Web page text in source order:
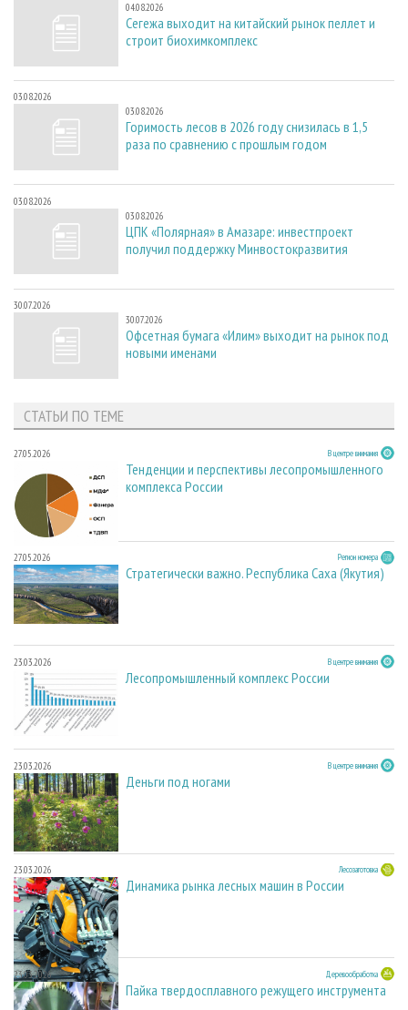
04.08.2026
Сегежа выходит на китайский рынок пеллет и
строит биохимкомплекс
03.08.2026
03.08.2026
Горимость лесов в 2026 году снизилась в 1,5
раза по сравнению с прошлым годом
03.08.2026
03.08.2026
ЦПК «Полярная» в Амазаре: инвестпроект
получил поддержку Минвостокразвития
30.07.2026
30.07.2026
Офсетная бумага «Илим» выходит на рынок под
новыми именами
СТАТЬИ ПО ТЕМЕ
27.05.2026 В центре внимания
Тенденции и перспективы лесопромышленного
комплекса России
27.05.2026 Регион номера
Стратегически важно. Республика Саха (Якутия)
23.03.2026 В центре внимания
Лесопромышленный комплекс России
23.03.2026 В центре внимания
Деньги под ногами
23.03.2026 Лесозаготовка
Динамика рынка лесных машин в России
23.03.2026 Деревообработка
Пайка твердосплавного режущего инструмента